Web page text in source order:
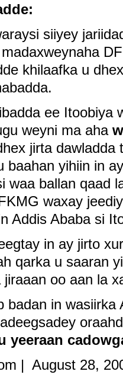
siiyey
khilaafka u
ee Itoobiya
weyni ma aha
jirta
baahan yihiin in
waa ballan qaad
waxay
Addis Ababa si
in ay jirto
qarka u saaran
oo aan la
badan in
yeeraan
| August 28,